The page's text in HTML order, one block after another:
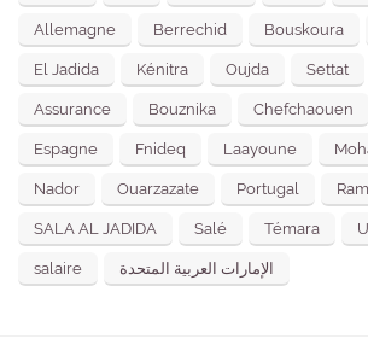
Allemagne Berrechid Bouskoura
El Jadida Kénitra Oujda Settat
Assurance Bouznika Chefchaouen
Espagne Fnideq Laayoune
Nador Ouarzazate Portugal
SALA AL JADIDA Salé Témara
salaire الإمارات العربية المتحدة